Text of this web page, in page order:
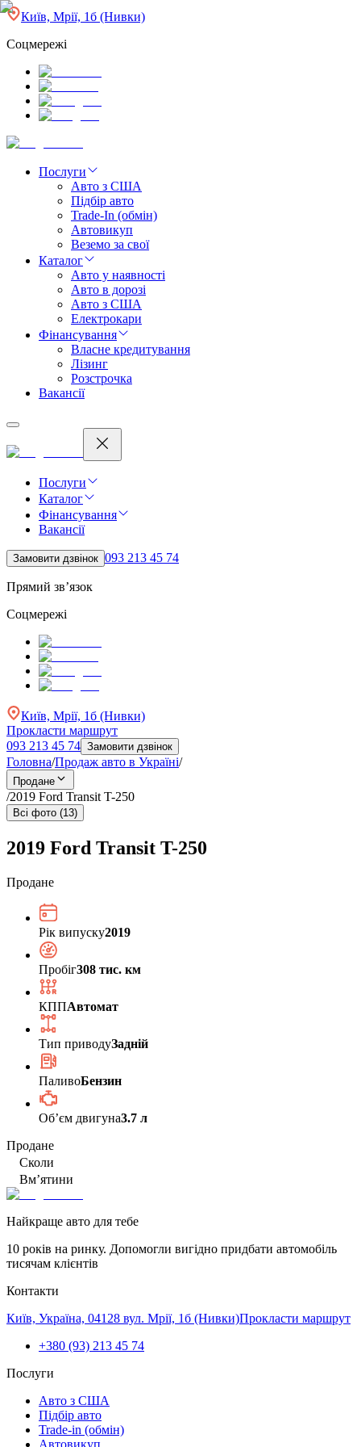
Київ, Мрії, 1б (Нивки)
Соцмережі
Послуги
Авто з США
Підбір авто
Trade-In (обмін)
Автовикуп
Веземо за свої
Каталог
Авто у наявності
Авто в дорозі
Авто з США
Електрокари
Фінансування
Власне кредитування
Лізинг
Розстрочка
Вакансії
Послуги
Каталог
Фінансування
Вакансії
Замовити дзвінок 093 213 45 74
Прямий зв’язок
Соцмережі
Київ, Мрії, 1б (Нивки)
Прокласти маршрут
093 213 45 74 Замовити дзвінок
Головна/Продаж авто в Україні/
Продане
/2019 Ford Transit T-250
Всі фото (13)
2019 Ford Transit T-250
Продане
Рік випуску2019
Пробіг308 тис. км
КППАвтомат
Тип приводуЗадній
ПаливоБензин
Обʼєм двигуна3.7 л
Продане
Сколи
Вм’ятини
Найкраще авто для тебе
10 років на ринку. Допомогли вигідно придбати автомобіль
тисячам клієнтів
Контакти
Київ, Україна, 04128 вул. Мрії, 1б (Нивки)Прокласти маршрут
+380 (93) 213 45 74
Послуги
Авто з США
Підбір авто
Trade-in (обмін)
Автовикуп